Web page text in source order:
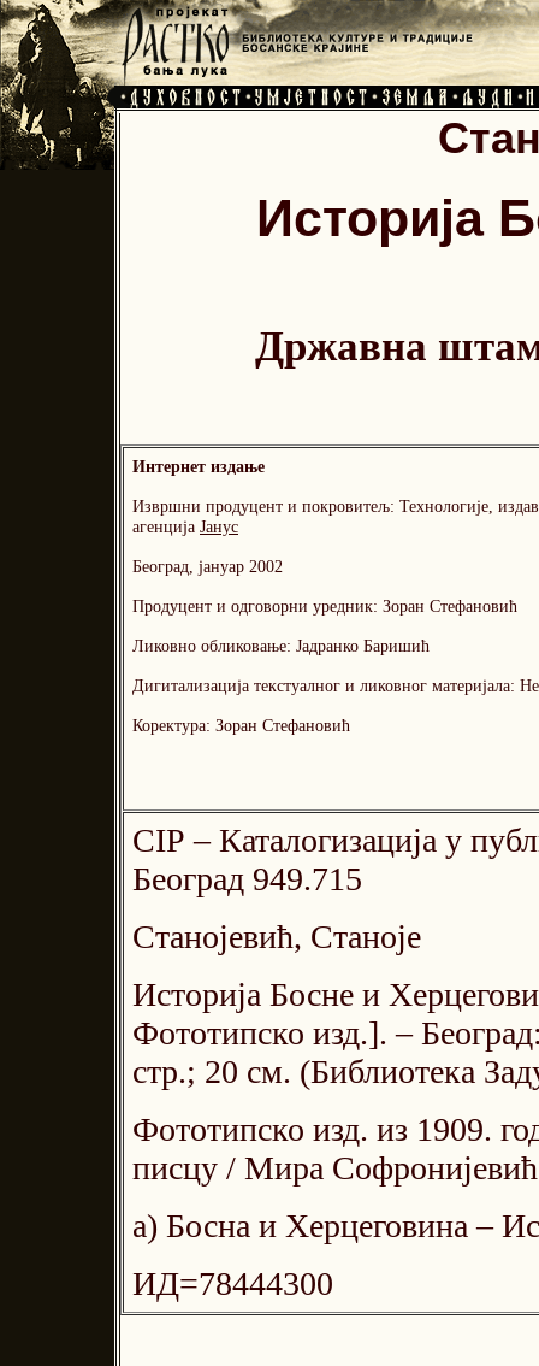
Историја
Државна
Интернет издање
Извршни продуцент и покровитељ: Технологије,
агенција Јанус
Београд, јануар 2002
Продуцент и одговорни уредник: Зоран Стефановић
Ликовно обликовање: Јадранко Баришић
Дигитализација текстуалног и ликовног материјала:
Коректура: Зоран Стефановић
СIР – Каталогизација у
Београд 949.715
Станојевић, Станоје
Историја Босне и
Фототипско изд.]. –
стр.; 20 см. (Библиотека
Фототипско изд. из 1909.
писцу / Мира
а) Босна и Херцеговина –
ИД=78444300